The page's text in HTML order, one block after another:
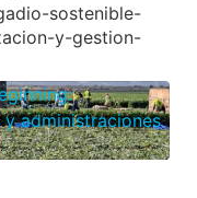
sostenible-
y-gestion-